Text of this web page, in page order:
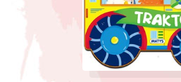
Populárno - náučné pre deti